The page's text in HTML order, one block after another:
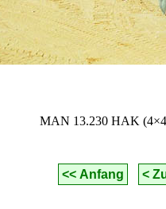
MAN 13.230 HAK
<< Anfang <